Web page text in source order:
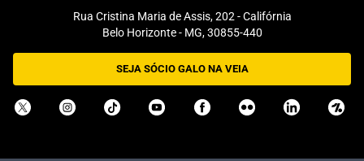
Rua Cristina Maria de Assis, 202 - Califórnia
Belo Horizonte - MG, 30855-440
SEJA SÓCIO GALO NA VEIA